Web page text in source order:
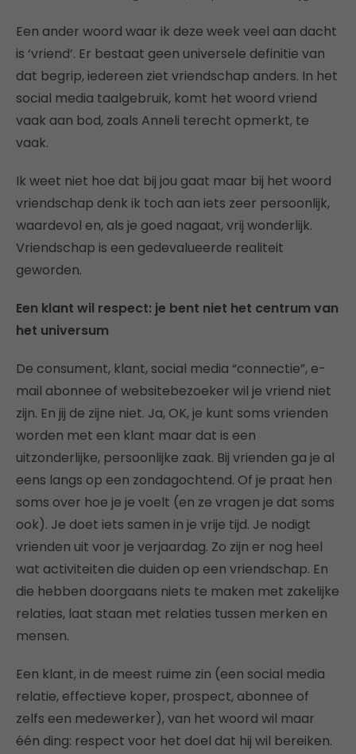
Een ander woord waar ik deze week veel aan dacht
is ‘vriend’. Er bestaat geen universele definitie van
dat begrip, iedereen ziet vriendschap anders. In het
social media taalgebruik, komt het woord vriend
vaak aan bod, zoals Anneli terecht opmerkt, te
vaak.
Ik weet niet hoe dat bij jou gaat maar bij het woord
vriendschap denk ik toch aan iets zeer persoonlijk,
waardevol en, als je goed nagaat, vrij wonderlijk.
Vriendschap is een gedevalueerde realiteit
geworden.
Een klant wil respect: je bent niet het centrum van
het universum
De consument, klant, social media “connectie”, e-
mail abonnee of websitebezoeker wil je vriend niet
zijn. En jij de zijne niet. Ja, OK, je kunt soms vrienden
worden met een klant maar dat is een
uitzonderlijke, persoonlijke zaak. Bij vrienden ga je al
eens langs op een zondagochtend. Of je praat hen
soms over hoe je je voelt (en ze vragen je dat soms
ook). Je doet iets samen in je vrije tijd. Je nodigt
vrienden uit voor je verjaardag. Zo zijn er nog heel
wat activiteiten die duiden op een vriendschap. En
die hebben doorgaans niets te maken met zakelijke
relaties, laat staan met relaties tussen merken en
mensen.
Een klant, in de meest ruime zin (een social media
relatie, effectieve koper, prospect, abonnee of
zelfs een medewerker), van het woord wil maar
één ding: respect voor het doel dat hij wil bereiken.